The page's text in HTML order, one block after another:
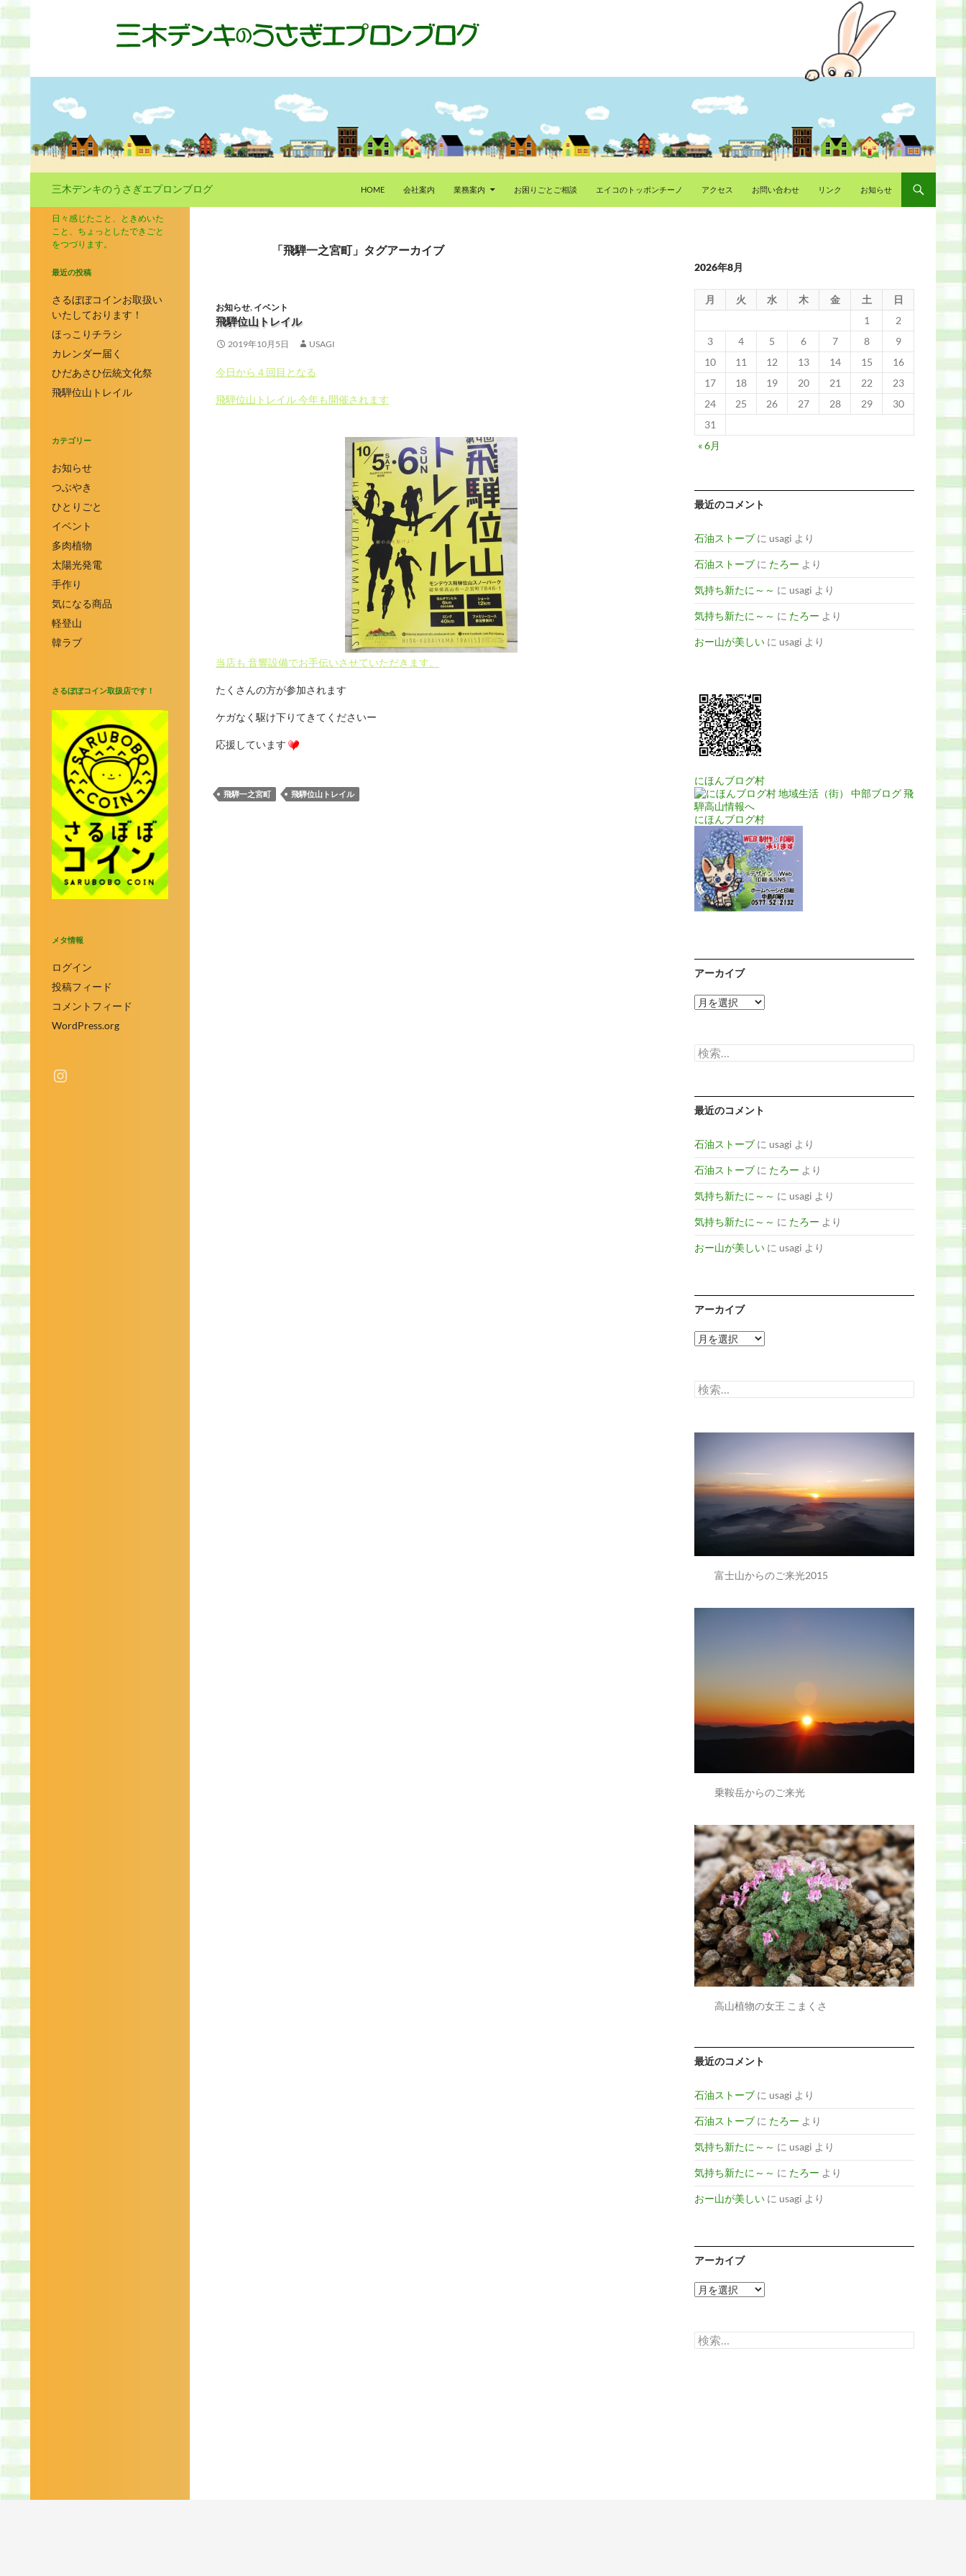
ン
ス
プ
三木デンキのうさぎエプロンブログ
検
HOME 会社案内 業務案内 お困りごとご相談 エイコのトッポンチーノ アクセス お問い合わせ リンク お知らせ
「飛騨一之宮町」タグアーカイブ
お知らせ, イベント
飛騨位山トレイル
2019年10月5日 USAGI
今日から４回目となる
飛騨位山トレイル 今年も開催されます
当店も 音響設備でお手伝いさせていただきます。
たくさんの方が参加されます
ケガなく駆け下りてきてくださいー
応援しています
飛騨一之宮町 飛騨位山トレイル
2026年8月
月 火 水 木 金 土
日
1
2
3
4 5 6 7 8
9
10
11 12 13 14 15
16
17
18 19 20 21 22
23
24
25 26 27 28 29
30
31
« 6月
最近のコメント
石油ストーブ に usagi より
石油ストーブ に たろー より
気持ち新たに～～ に usagi より
気持ち新たに～～ に たろー より
おー山が美しい に usagi より
にほんブログ村
にほんブログ村
アーカイブ
ア
ー
ブ
検
索:
最近のコメント
石油ストーブ に usagi より
石油ストーブ に たろー より
気持ち新たに～～ に usagi より
気持ち新たに～～ に たろー より
おー山が美しい に usagi より
アーカイブ
ア
ー
ブ
検
索:
富士山からのご来光2015
乗鞍岳からのご来光
高山植物の女王 こまくさ
最近のコメント
石油ストーブ に usagi より
石油ストーブ に たろー より
気持ち新たに～～ に usagi より
気持ち新たに～～ に たろー より
おー山が美しい に usagi より
アーカイブ
ア
ー
ブ
検
索:
日々感じたこと、ときめいた
こと、ちょっとしたできごと
をつづります。
最近の投稿
さるぼぼコインお取扱い
いたしております！
ほっこりチラシ
カレンダー届く
ひだあさひ伝統文化祭
飛騨位山トレイル
カテゴリー
お知らせ
つぶやき
ひとりごと
イベント
多肉植物
太陽光発電
手作り
気になる商品
軽登山
韓ラブ
さるぼぼコイン取扱店です！
メタ情報
ログイン
投稿フィード
コメントフィード
WordPress.org
Instagram